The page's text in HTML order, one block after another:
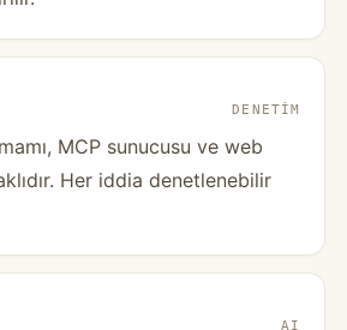
DENETIM
MCP sunucusu ve web
Her iddia denetlenebilir
AI